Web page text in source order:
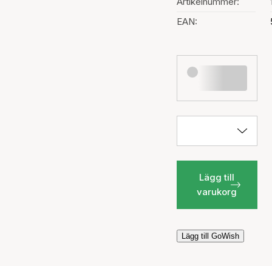
EAN:
Lägg till
varukorg
Lägg till GoWish